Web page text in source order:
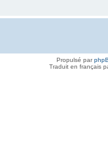
Propulsé par
Traduit en français